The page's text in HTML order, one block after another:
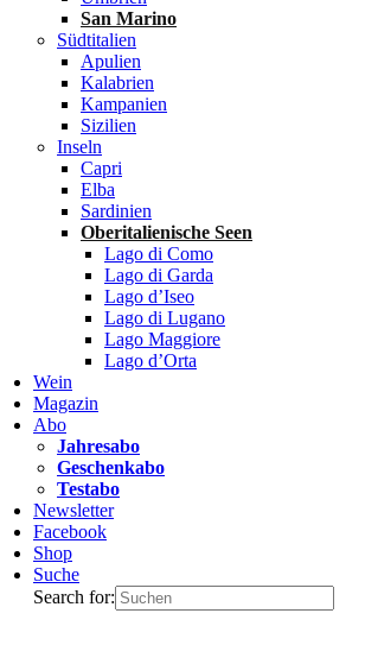
San Marino
Südtitalien
Apulien
Kalabrien
Kampanien
Sizilien
Inseln
Capri
Elba
Sardinien
Oberitalienische Seen
Lago di Como
Lago di Garda
Lago d’Iseo
Lago di Lugano
Lago Maggiore
Lago d’Orta
Wein
Magazin
Abo
Jahresabo
Geschenkabo
Testabo
Newsletter
Facebook
Shop
Suche
Search for: